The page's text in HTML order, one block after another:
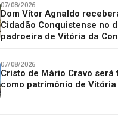
07/08/2026
Dom Vítor Agnaldo
Cidadão Conquistense no
padroeira de Vitória da
07/08/2026
Cristo de Mário Cravo será
como patrimônio de